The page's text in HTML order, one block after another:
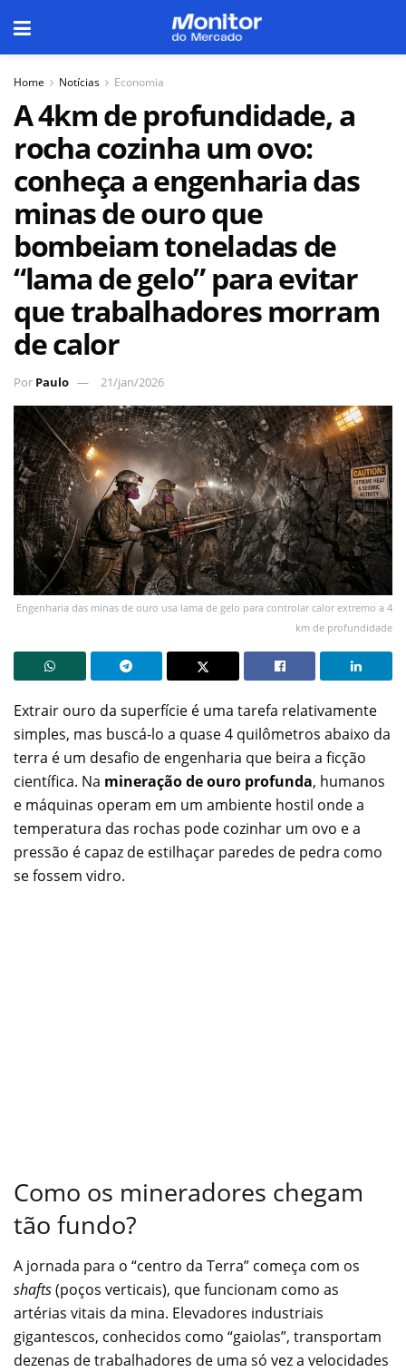
Home Notícias Economia
A 4km de profundidade, a
rocha cozinha um ovo:
conheça a engenharia das
minas de ouro que
bombeiam toneladas de
“lama de gelo” para evitar
que trabalhadores morram
de calor
Por Paulo 21/jan/2026
Engenharia das minas de ouro usa lama de gelo para controlar calor extremo a 4
km de profundidade
Extrair ouro da superfície é uma tarefa relativamente
simples, mas buscá-lo a quase 4 quilômetros abaixo da
terra é um desafio de engenharia que beira a ficção
científica. Na mineração de ouro profunda, humanos
e máquinas operam em um ambiente hostil onde a
temperatura das rochas pode cozinhar um ovo e a
pressão é capaz de estilhaçar paredes de pedra como
se fossem vidro.
Como os mineradores chegam
tão fundo?
A jornada para o “centro da Terra” começa com os
shafts(poços verticais), que funcionam como as
artérias vitais da mina. Elevadores industriais
gigantescos, conhecidos como “gaiolas”, transportam
dezenas de trabalhadores de uma só vez a velocidades